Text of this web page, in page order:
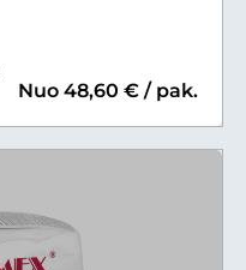
Nuo 48,60 € / pak.